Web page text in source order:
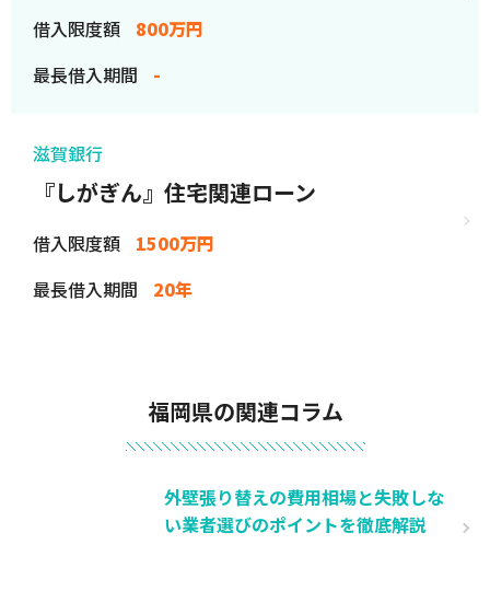
借入限度額
800万円
最長借入期間
-
滋賀銀行
『しがぎん』住宅関連ローン
借入限度額
1500万円
最長借入期間
20年
福岡県の関連コラム
外壁張り替えの費用相場と失敗しな
い業者選びのポイントを徹底解説